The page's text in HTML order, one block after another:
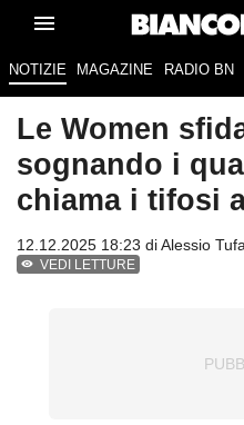
NOTIZIE MAGAZINE RADIO BN
Le Women
sognando i
chiama i tifosi
12.12.2025 18:23 diAlessio
VEDI LETTURE